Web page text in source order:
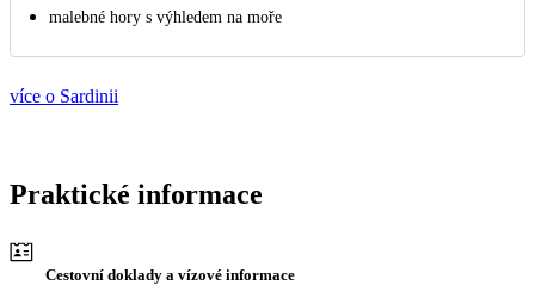
malebné hory s výhledem na moře
více o Sardinii
Praktické informace
Cestovní doklady a vízové informace